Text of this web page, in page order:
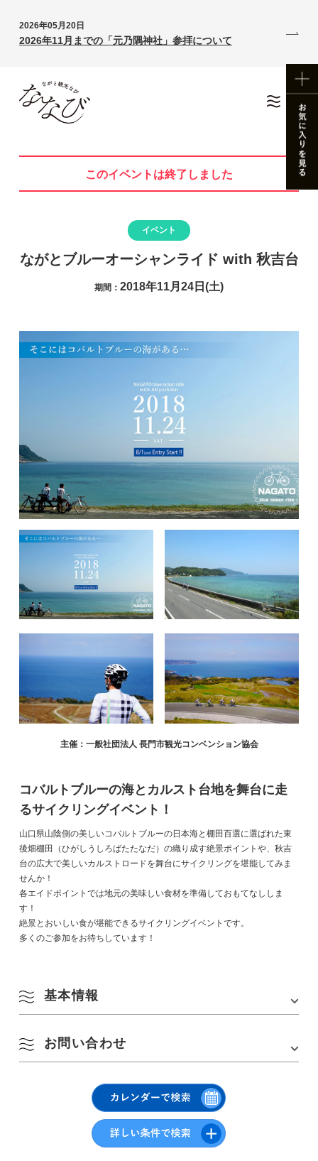
2026年05月20日
2026年11月までの「元乃隅神社」参拝について
このイベントは終了しました
イベント
ながとブルーオーシャンライド with 秋吉台
期間： 2018年11月24日(土)
主催：一般社団法人 長門市観光コンベンション協会
コバルトブルーの海とカルスト台地を舞台に走
るサイクリングイベント！
山口県山陰側の美しいコバルトブルーの日本海と棚田百選に選ばれた東
後畑棚田（ひがしうしろばたたなだ）の織り成す絶景ポイントや、秋吉
台の広大で美しいカルストロードを舞台にサイクリングを堪能してみま
せんか！
各エイドポイントでは地元の美味しい食材を準備しておもてなししま
す！
絶景とおいしい食が堪能できるサイクリングイベントです。
多くのご参加をお待ちしています！
基本情報
会場 道の駅 センザキッチン スタート・ゴール
お問い合わせ
一般社団法人 長門市観光コンベンション協会
長門市仙崎4297-1 センザキッチン観光案内所YUKUTE内
水 木 金
季節から検索 by Season